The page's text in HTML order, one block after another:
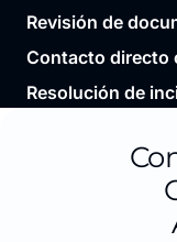
Revisión de
Contacto directo
Resolución de